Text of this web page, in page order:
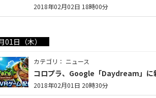
2018年02月02日 18時00分
01日（木）
カテゴリ： ニュース
コロプラ、Google「Daydream」に
2018年02月01日 20時30分